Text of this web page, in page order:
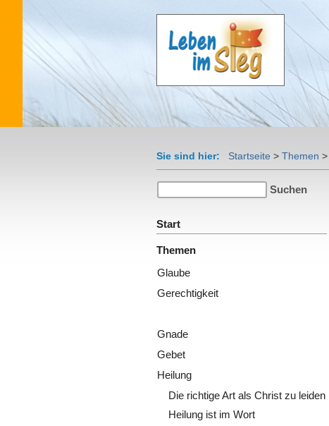
Sie sind hier: Startseite > Themen >
Start
Themen
Glaube
Gerechtigkeit
Gnade
Gebet
Heilung
Die richtige Art als Christ zu leiden
Heilung ist im Wort